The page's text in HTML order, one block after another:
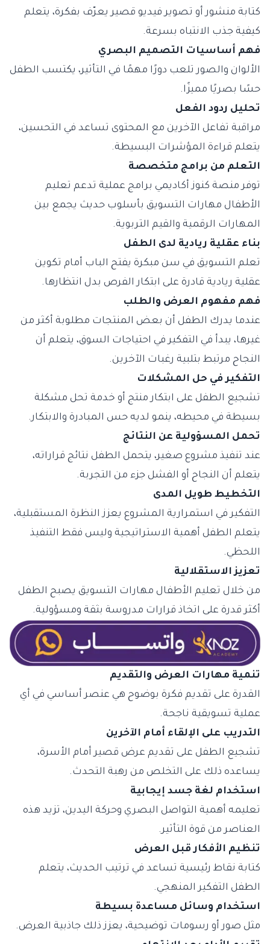
كتابة منشور أو تصوير فيديو قصير يعرّف بفكرة، يتعلم
كيفية جذب الانتباه بسرعة.
فهم أساسيات التصميم البصري
الألوان والصور تلعب دورًا مهمًا في التأثير، يكتسب الطفل
حسًا بصريًا مميزًا.
تحليل ردود الفعل
مراقبة تفاعل الآخرين مع المحتوى تساعد في التحسين،
يتعلم قراءة المؤشرات البسيطة.
التعلم من برامج متخصصة
توفر منصة كنوز أكاديمي برامج عملية تدعم تعليم
الأطفال مهارات التسويق بأسلوب حديث يجمع بين
المهارات الرقمية والقيم التربوية.
بناء عقلية ريادية لدى الطفل
تعلم التسويق في سن مبكرة يفتح الباب أمام تكوين
عقلية ريادية قادرة على ابتكار الفرص بدل انتظارها.
فهم مفهوم العرض والطلب
عندما يدرك الطفل أن بعض المنتجات مطلوبة أكثر من
غيرها، يبدأ في التفكير في احتياجات السوق، يتعلم أن
النجاح مرتبط بتلبية رغبات الآخرين.
التفكير في حل المشكلات
تشجيع الطفل على ابتكار منتج أو خدمة تحل مشكلة
بسيطة في محيطه، ينمو لديه حس المبادرة والابتكار.
تحمل المسؤولية عن النتائج
عند تنفيذ مشروع صغير، يتحمل الطفل نتائج قراراته،
يتعلم أن النجاح أو الفشل جزء من التجربة.
التخطيط طويل المدى
التفكير في استمرارية المشروع يعزز النظرة المستقبلية،
يتعلم الطفل أهمية الاستراتيجية وليس فقط التنفيذ
اللحظي.
تعزيز الاستقلالية
من خلال تعليم الأطفال مهارات التسويق يصبح الطفل
أكثر قدرة على اتخاذ قرارات مدروسة بثقة ومسؤولية.
تنمية مهارات العرض والتقديم
القدرة على تقديم فكرة بوضوح هي عنصر أساسي في أي
عملية تسويقية ناجحة.
التدريب على الإلقاء أمام الآخرين
تشجيع الطفل على تقديم عرض قصير أمام الأسرة،
يساعده ذلك على التخلص من رهبة التحدث.
استخدام لغة جسد إيجابية
تعليمه أهمية التواصل البصري وحركة اليدين، تزيد هذه
العناصر من قوة التأثير.
تنظيم الأفكار قبل العرض
كتابة نقاط رئيسية تساعد في ترتيب الحديث، يتعلم
الطفل التفكير المنهجي.
استخدام وسائل مساعدة بسيطة
مثل صور أو رسومات توضيحية، يعزز ذلك جاذبية العرض.